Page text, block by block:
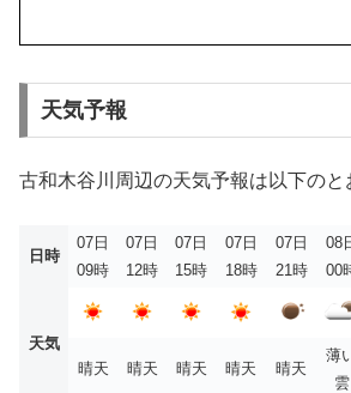
天気予報
古和木谷川周辺の天気予報は以下のと
日時
07日
09時
07日
12時
07日
15時
07日
18時
07日
21時
08
00
天気
晴天
晴天 晴天 晴天 晴天
薄
雲